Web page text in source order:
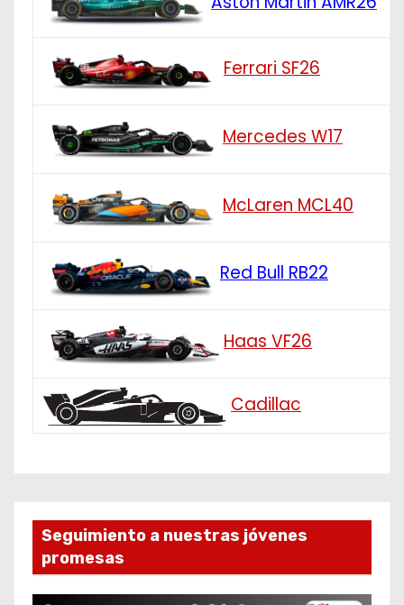
Ferrari SF26
Mercedes W17
McLaren MCL40
Red Bull RB22
Haas VF26
Cadillac
Seguimiento a nuestras jóvenes
promesas